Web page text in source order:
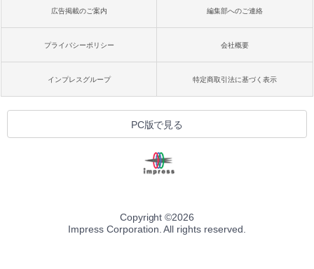
広告掲載のご案内 編集部へのご連絡
プライバシーポリシー 会社概要
インプレスグループ 特定商取引法に基づく表示
PC版で見る
Copyright ©2026
Impress Corporation. All rights reserved.